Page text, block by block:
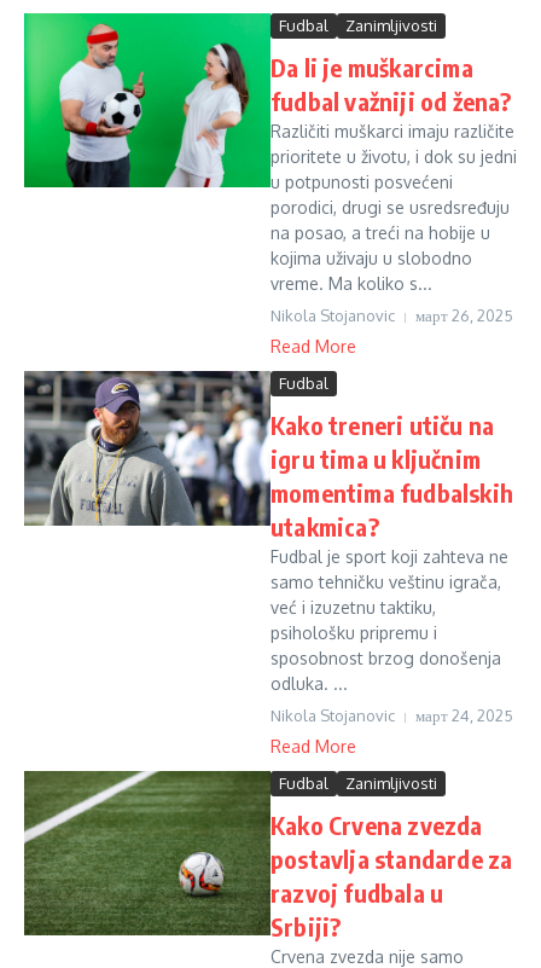
Fudbal Zanimljivosti
Da li je muškarcima
fudbal važniji od žena?
Različiti muškarci imaju različite
prioritete u životu, i dok su jedni
u potpunosti posvećeni
porodici, drugi se usredsređuju
na posao, a treći na hobije u
kojima uživaju u slobodno
vreme. Ma koliko s...
Nikola Stojanovic март 26, 2025
Read More
Fudbal
Kako treneri utiču na
igru tima u ključnim
momentima fudbalskih
utakmica?
Fudbal je sport koji zahteva ne
samo tehničku veštinu igrača,
već i izuzetnu taktiku,
psihološku pripremu i
sposobnost brzog donošenja
odluka. ...
Nikola Stojanovic март 24, 2025
Read More
Fudbal Zanimljivosti
Kako Crvena zvezda
postavlja standarde za
razvoj fudbala u
Srbiji?
Crvena zvezda nije samo